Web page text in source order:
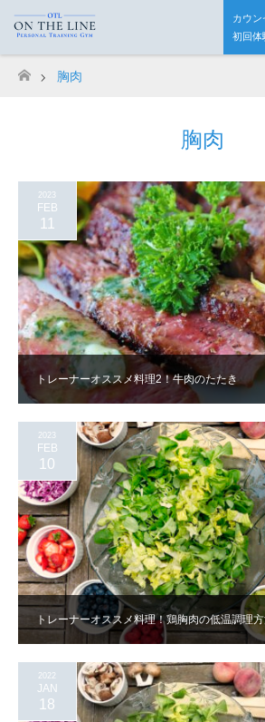
カウン
初回体
ホーム
胸肉
胸肉
トレーナーオススメ料理2！牛肉のたたき
2023
FEB
11
トレーナーオススメ料理！鶏胸肉の低温調理
2023
FEB
10
2022
JAN
18